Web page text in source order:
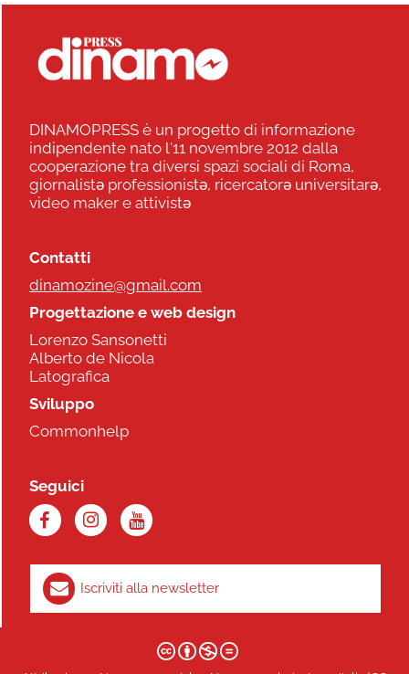
DINAMOPRESS è un progetto di informazione
indipendente nato l'11 novembre 2012 dalla
cooperazione tra diversi spazi sociali di Roma,
giornalistə professionistə, ricercatorə universitarə,
video maker e attivistə
Contatti
dinamozine@gmail.com
Progettazione e web design
Lorenzo Sansonetti
Alberto de Nicola
Latografica
Sviluppo
Commonhelp
Seguici
Iscriviti alla newsletter